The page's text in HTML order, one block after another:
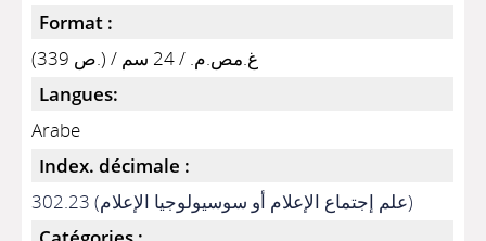
Format :
(339 ص.) / غ.مص.م. / 24 سم
Langues:
Arabe
Index. décimale :
302.23 (علم إجتماع الإعلام أو سوسيولوجيا الإعلام)